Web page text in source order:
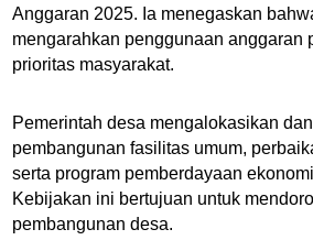
Anggaran 2025. Ia menegaskan
mengarahkan penggunaan anggaran
prioritas masyarakat.
Pemerintah desa mengalokasikan
pembangunan fasilitas umum,
serta program pemberdayaan
Kebijakan ini bertujuan untuk
pembangunan desa.